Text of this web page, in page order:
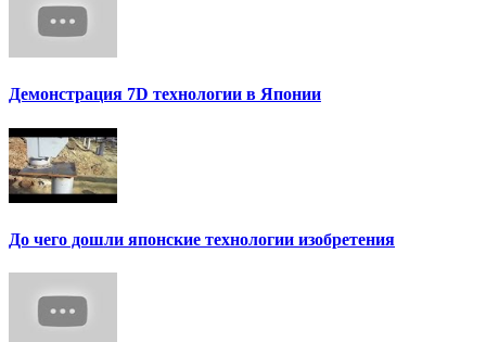
Демонстрация 7D технологии в Японии
До чего дошли японские технологии изобретения